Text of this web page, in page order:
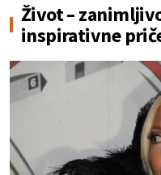
Život –
inspirativne